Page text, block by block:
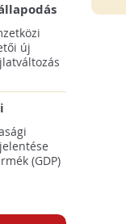
28.
új
(GDP)